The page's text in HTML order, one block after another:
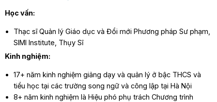
Học vấn:
Thạc sĩ Quản lý Giáo dục và Đổi mới Phương pháp Sư phạm,
SIMI Institute, Thụy Sĩ
Kinh nghiệm:
17+ năm kinh nghiệm giảng dạy và quản lý ở bậc THCS và
tiểu học tại các trường song ngữ và công lập tại Hà Nội
8+ năm kinh nghiệm là Hiệu phó phụ trách Chương trình